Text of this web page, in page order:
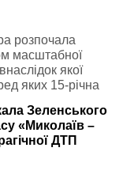
розпочала
масштабної
якої
яких 15-річна
Зеленського
«Миколаїв –
ДТП